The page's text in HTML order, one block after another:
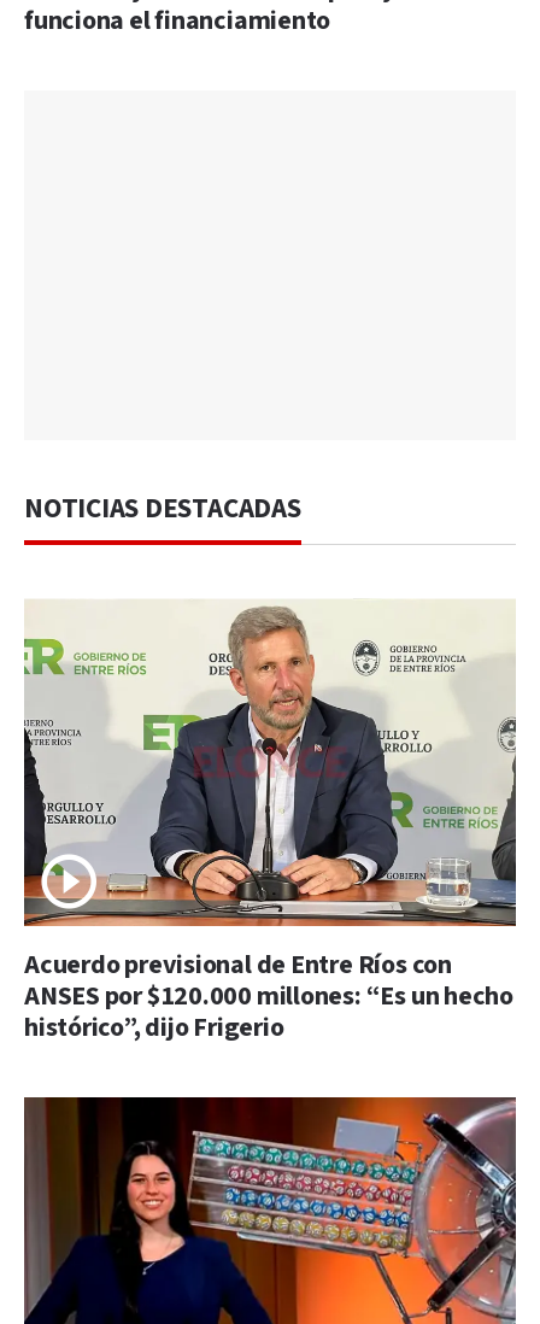
funciona el financiamiento
NOTICIAS DESTACADAS
Acuerdo previsional de Entre Ríos con
ANSES por $120.000 millones: “Es un hecho
histórico”, dijo Frigerio